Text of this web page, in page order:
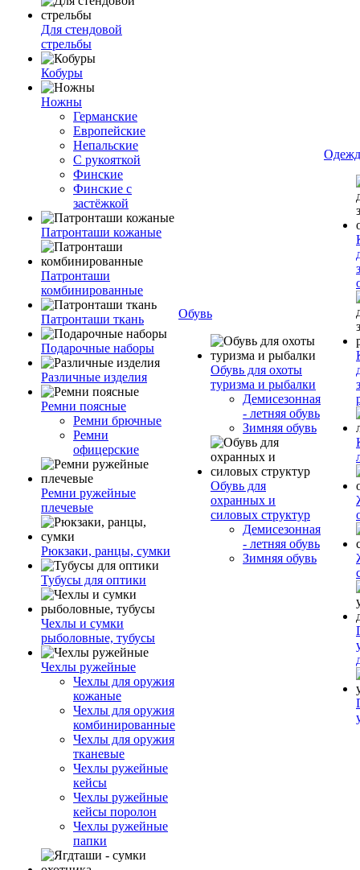
Для стендовой
стрельбы
Кобуры
Ножны
Германские
Европейские
Непальские
С рукояткой
Финские
Финские с
застёжкой
Патронташи кожаные
Патронташи
комбинированные
Патронташи ткань
Подарочные наборы
Различные изделия
Ремни поясные
Ремни брючные
Ремни
офицерские
Ремни ружейные
плечевые
Рюкзаки, ранцы, сумки
Тубусы для оптики
Чехлы и сумки
рыболовные, тубусы
Чехлы ружейные
Чехлы для оружия
кожаные
Чехлы для оружия
комбинированные
Чехлы для оружия
тканевые
Чехлы ружейные
кейсы
Чехлы ружейные
кейсы поролон
Чехлы ружейные
папки
Обувь
Обувь для охоты
туризма и рыбалки
Демисезонная
- летняя обувь
Зимняя обувь
Обувь для
охранных и
силовых структур
Демисезонная
- летняя обувь
Зимняя обувь